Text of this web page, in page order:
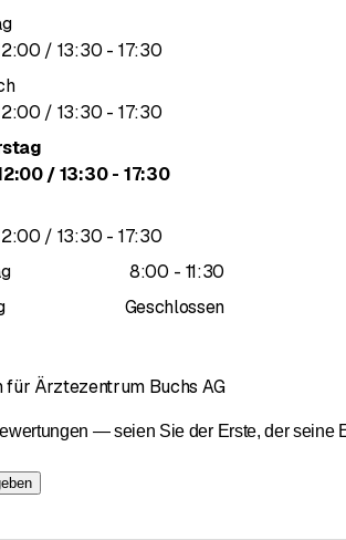
:00 / 13:30 - bis
17:30
:00 / 13:30 - bis
17:30
bis
:00/ 13:30 - bis
17:30
:00 / 13:30 - bis
17:30
8:00 - bis
11:30
Geschlossen
für Ärztezentrum Buchs AG
— seien Sie der Erste, der seine